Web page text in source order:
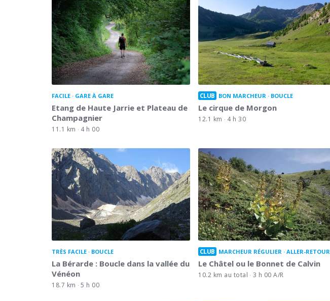
FACILE GARE À GARE
Etang de Haute Jarrie et Plateau de
Champagnier
11.1 km 4 h 00
CLUB BON MARCHEUR BOUCLE
Le cirque de Morgon
12.1 km 4 h 30
TRÈS FACILE BOUCLE
La Bérarde : Boucle dans la vallée du
Vénéon
18.7 km 5 h 00
CLUB MARCHEUR RÉGULIER ALLER-RETOUR
Le Châtel ou le Bonnet de Calvin
10.2 km au total 3 h 00 A/R